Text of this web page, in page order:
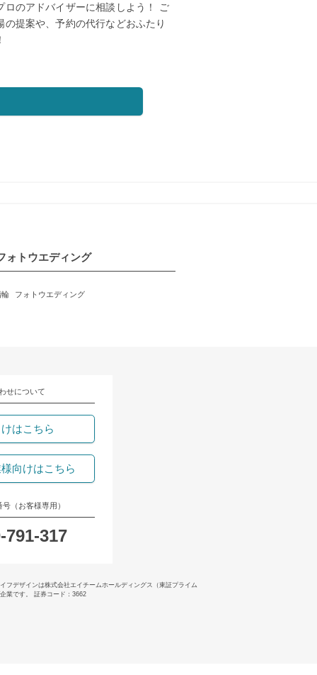
ロのアドバイザーに相談しよう！ ご
の提案や、予約の代行などおふたり
ォトウエディング
輪 フォトウエディング
せについて
はこちら
向けはこちら
（お客様専用）
791-317
フデザインは株式会社エイチームホールディングス（東証プライム
業です。 証券コード：3662